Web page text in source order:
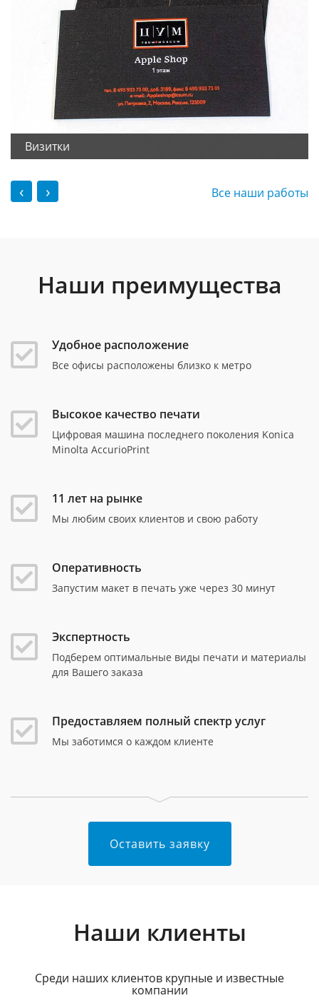
Визитки
‹ › Все наши работы
Наши преимущества
Удобное расположение
Все офисы расположены близко к метро
Высокое качество печати
Цифровая машина последнего поколения Konica
Minolta AccurioPrint
11 лет на рынке
Мы любим своих клиентов и свою работу
Оперативность
Запустим макет в печать уже через 30 минут
Экспертность
Подберем оптимальные виды печати и материалы
для Вашего заказа
Предоставляем полный спектр услуг
Мы заботимся о каждом клиенте
Оставить заявку
Наши клиенты
Среди наших клиентов крупные и известные
компании